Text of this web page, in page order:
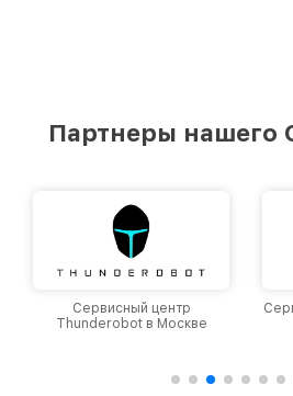
Партнеры нашего
Сервисный центр
Thunderobot в Москве